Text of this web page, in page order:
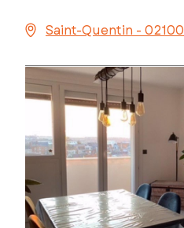
Saint-Quentin - 02100